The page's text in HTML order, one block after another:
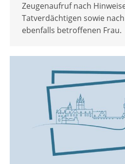
Zeugenaufruf nach
Tatverdächtigen sowie
ebenfalls betroffenen Frau.